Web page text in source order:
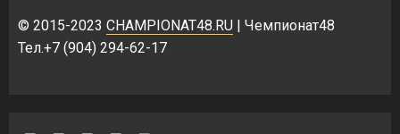
© 2015-2023 CHAMPIONAT48.RU | Чемпионат48
Тел.+7 (904) 294-62-17